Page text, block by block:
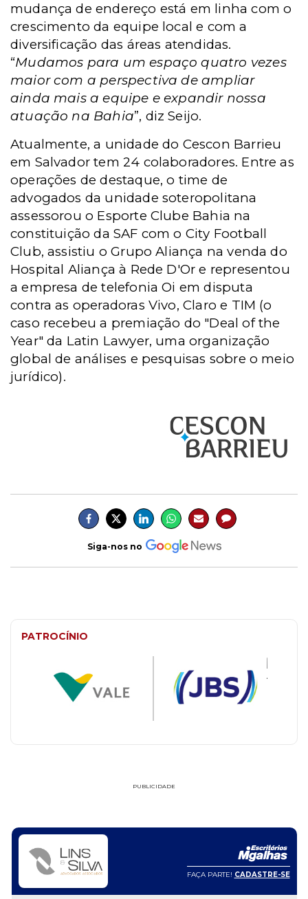
mudança de endereço está em linha com o
crescimento da equipe local e com a
diversificação das áreas atendidas.
“Mudamos para um espaço quatro vezes
maior com a perspectiva de ampliar
ainda mais a equipe e expandir nossa
atuação na Bahia”, diz Seijo.
Atualmente, a unidade do Cescon Barrieu
em Salvador tem 24 colaboradores. Entre as
operações de destaque, o time de
advogados da unidade soteropolitana
assessorou o Esporte Clube Bahia na
constituição da SAF com o City Football
Club, assistiu o Grupo Aliança na venda do
Hospital Aliança à Rede D'Or e representou
a empresa de telefonia Oi em disputa
contra as operadoras Vivo, Claro e TIM (o
caso recebeu a premiação do "Deal of the
Year" da Latin Lawyer, uma organização
global de análises e pesquisas sobre o meio
jurídico).
Siga-nos no
PATROCÍNIO
PUBLICIDADE
FAÇA PARTE! CADASTRE-SE